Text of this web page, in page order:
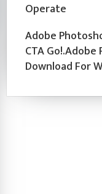
Operate
Adobe
CTA
Download For